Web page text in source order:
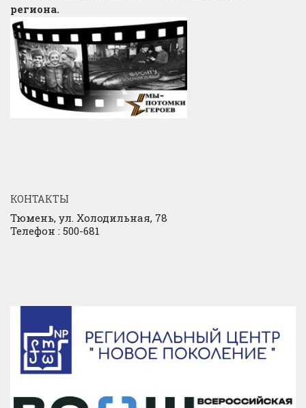
региона.
КОНТАКТЫ
Тюмень, ул. Холодильная, 78
Телефон : 500-681